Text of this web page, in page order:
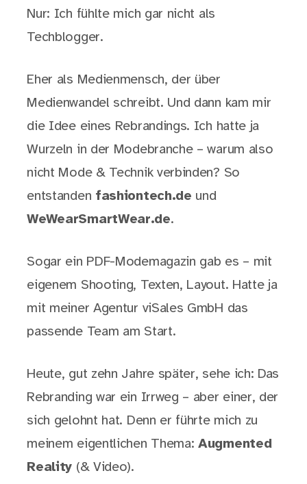
Nur: Ich fühlte mich gar nicht als
Techblogger.
Eher als Medienmensch, der über
Medienwandel schreibt. Und dann kam mir
die Idee eines Rebrandings. Ich hatte ja
Wurzeln in der Modebranche – warum also
nicht Mode & Technik verbinden? So
entstanden fashiontech.de und
WeWearSmartWear.de.
Sogar ein PDF-Modemagazin gab es – mit
eigenem Shooting, Texten, Layout. Hatte ja
mit meiner Agentur viSales GmbH das
passende Team am Start.
Heute, gut zehn Jahre später, sehe ich: Das
Rebranding war ein Irrweg – aber einer, der
sich gelohnt hat. Denn er führte mich zu
meinem eigentlichen Thema:Augmented
Reality (& Video).